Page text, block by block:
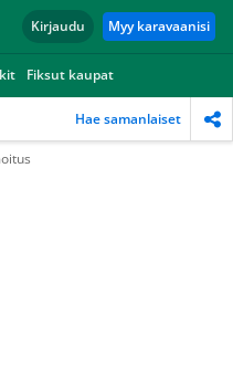
Kirjaudu Myy karavaanisi
Fiksut kaupat
Hae samanlaiset